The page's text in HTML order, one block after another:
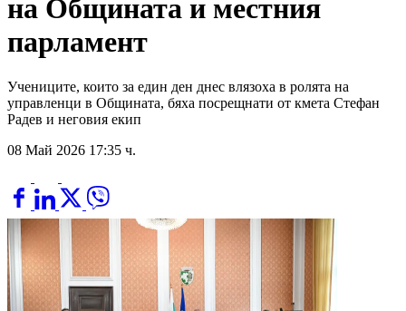
на Общината и местния
парламент
Учениците, които за един ден днес влязоха в ролята на
управленци в Общината, бяха посрещнати от кмета Стефан
Радев и неговия екип
08 Май 2026 17:35 ч.